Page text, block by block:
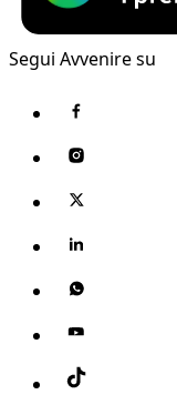
Segui Avvenire su